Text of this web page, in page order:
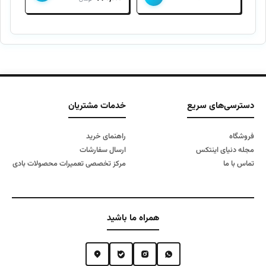
اصلی
فعلی
دسترسی‌های سریع
فروشگاه
مجله دنیای اینتکس
تماس با ما
خدمات مشتریان
راهنمای خرید
ارسال سفارشات
مرکز تخصصی تعمیرات محصولات بادی
همراه ما باشید